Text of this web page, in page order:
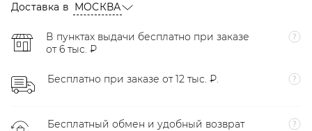
Доставка в МОСКВА
В пунктах выдачи бесплатно при заказе
от 6 тыс. ₽
Бесплатно при заказе от 12 тыс. ₽.
Бесплатный обмен и удобный возврат